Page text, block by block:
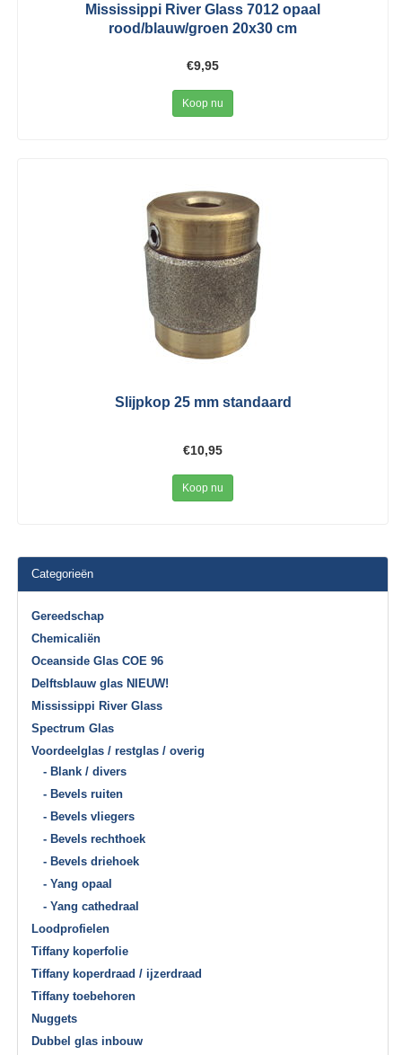
Mississippi River Glass 7012 opaal
rood/blauw/groen 20x30 cm
€9,95
Koop nu
Slijpkop 25 mm standaard
€10,95
Koop nu
Categorieën
Gereedschap
Chemicaliën
Oceanside Glas COE 96
Delftsblauw glas NIEUW!
Mississippi River Glass
Spectrum Glas
Voordeelglas / restglas / overig
- Blank / divers
- Bevels ruiten
- Bevels vliegers
- Bevels rechthoek
- Bevels driehoek
- Yang opaal
- Yang cathedraal
Loodprofielen
Tiffany koperfolie
Tiffany koperdraad / ijzerdraad
Tiffany toebehoren
Nuggets
Dubbel glas inbouw